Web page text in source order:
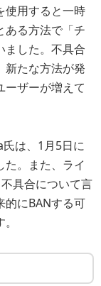
使用すると一時
ある方法で「チ
ました。不具合
新たな方法が発
ーザーが増えて
は、1月5日に
た。また、ライ
具合について言
的にBANする可